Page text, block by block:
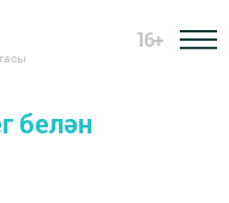
16+
белән